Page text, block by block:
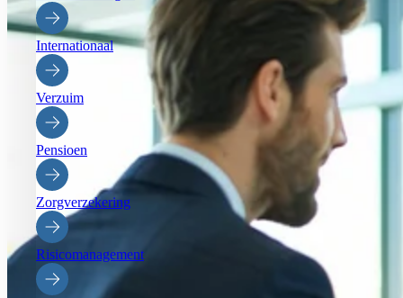
Internationaal
Verzuim
Pensioen
Zorgverzekering
Risicomanagement